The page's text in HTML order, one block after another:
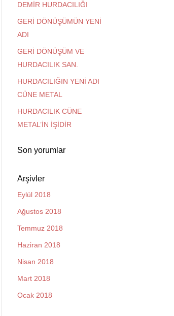
DEMİR HURDACILIĞI
GERİ DÖNÜŞÜMÜN YENİ
ADI
GERİ DÖNÜŞÜM VE
HURDACILIK SAN.
HURDACILIĞIN YENİ ADI
CÜNE METAL
HURDACILIK CÜNE
METAL’İN İŞİDİR
Son yorumlar
Arşivler
Eylül 2018
Ağustos 2018
Temmuz 2018
Haziran 2018
Nisan 2018
Mart 2018
Ocak 2018